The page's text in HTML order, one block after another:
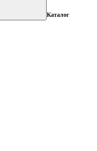
Каталог